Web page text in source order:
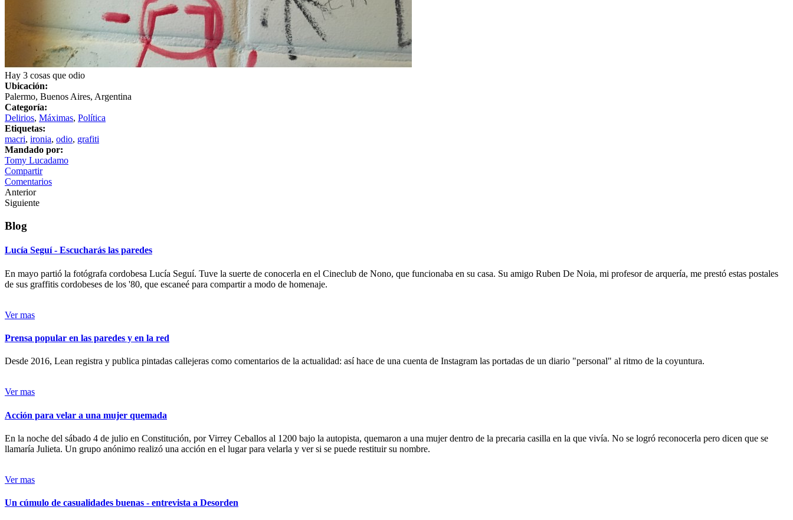
Hay 3 cosas que odio
Ubicación:
Palermo, Buenos Aires, Argentina
Categoría:
Delirios, Máximas, Política
Etiquetas:
macri, ironia, odio, grafiti
Mandado por:
Tomy Lucadamo
Compartir
Comentarios
Anterior
Siguiente
Blog
Lucía Seguí - Escucharás las paredes
En mayo partió la fotógrafa cordobesa Lucía Seguí. Tuve la suerte de conocerla en el Cineclub de Nono, que funcionaba en su casa. Su amigo Ruben De Noia, mi profesor de arquería, me prestó estas postales
de sus graffitis cordobeses de los '80, que escaneé para compartir a modo de homenaje.
Ver mas
Prensa popular en las paredes y en la red
Desde 2016, Lean registra y publica pintadas callejeras como comentarios de la actualidad: así hace de una cuenta de Instagram las portadas de un diario "personal" al ritmo de la coyuntura.
Ver mas
Acción para velar a una mujer quemada
En la noche del sábado 4 de julio en Constitución, por Virrey Ceballos al 1200 bajo la autopista, quemaron a una mujer dentro de la precaria casilla en la que vivía. No se logró reconocerla pero dicen que se
llamaría Julieta. Un grupo anónimo realizó una acción en el lugar para velarla y ver si se puede restituir su nombre.
Ver mas
Un cúmulo de casualidades buenas - entrevista a Desorden